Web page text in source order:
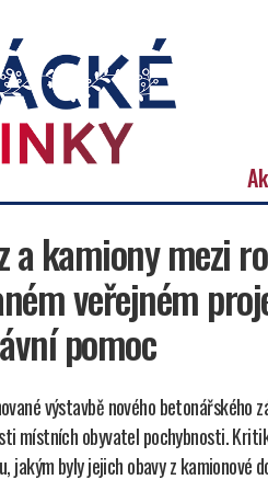
a kamiony mezi
veřejném
pomoc
výstavbě nového betonářského
místních obyvatel pochybnosti.
jakým byly jejich obavy z kamionové